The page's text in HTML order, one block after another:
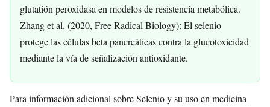
glutatión peroxidasa en modelos de resistencia metabólica.
Zhang et al. (2020, Free Radical Biology): El selenio
protege las células beta pancreáticas contra la glucotoxicidad
mediante la vía de señalización antioxidante.
Para información adicional sobre Selenio y su uso en medicina